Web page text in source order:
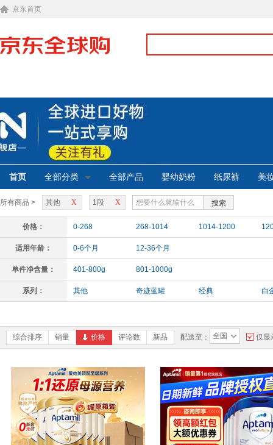
京东首页
首页 全部分类 全部产品 婴幼奶粉 纸尿裤 美
所有商品 > X
其他 X
1段 搜索
价格： 0-268 268-1014 1014-1200
适用年龄： 0-6个月 12-36个月
单件净含量： 401-800g 801-1000g
系列： 其他 奇迹蓝罐 经典 白
综合排序 销量 价格 评论数 新品 配送至： 全国 仅显